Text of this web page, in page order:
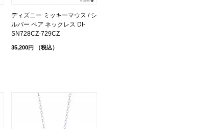
ディズニー ミッキーマウス / シ
ルバー ペア ネックレス DI-
SN728CZ-729CZ
35,200円 （税込）